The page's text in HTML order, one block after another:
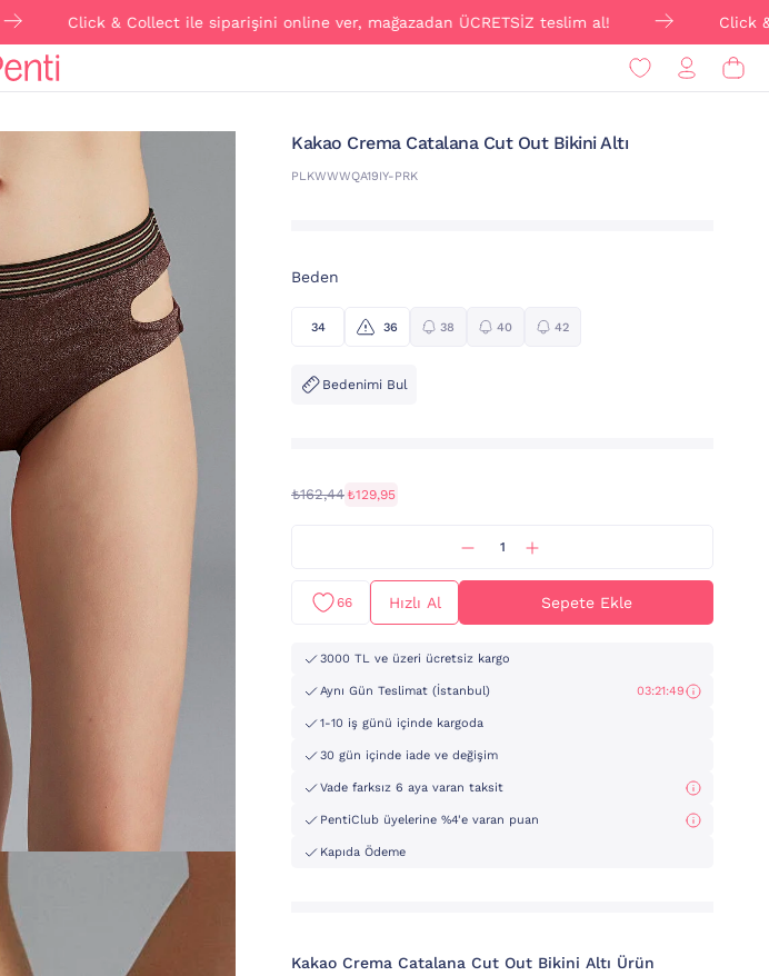
Click & Collect ile siparişini online ver, mağazadan ÜCRETSİZ teslim al! Click & Collect
Kakao Crema Catalana Cut Out Bikini Altı
PLKWWWQA19IY-PRK
Beden
34 36 38 40 42
Bedenimi Bul
₺162,44 ₺129,95
66 Hızlı Al Sepete Ekle
3000 TL ve üzeri ücretsiz kargo
Aynı Gün Teslimat (İstanbul) 03:21:47
1-10 iş günü içinde kargoda
30 gün içinde iade ve değişim
Vade farksız 6 aya varan taksit
PentiClub üyelerine %4'e varan puan
Kapıda Ödeme
Kakao Crema Catalana Cut Out Bikini Altı Ürün